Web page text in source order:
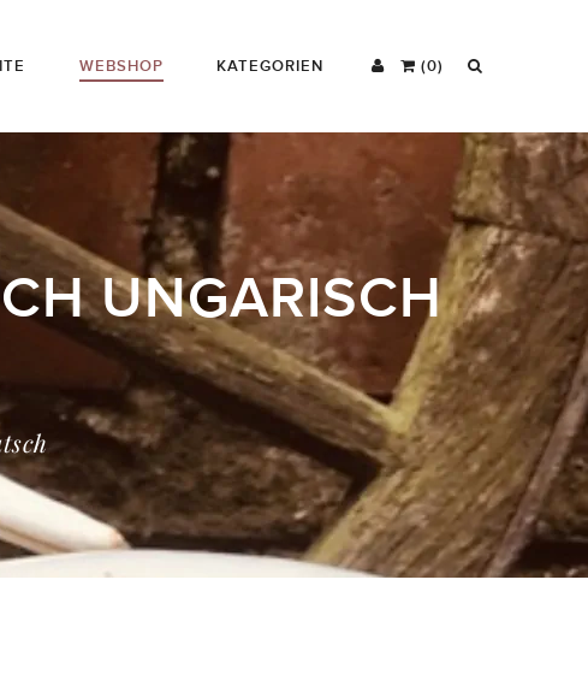
(0)
WEBSHOP KATEGORIEN
UNGARISCH